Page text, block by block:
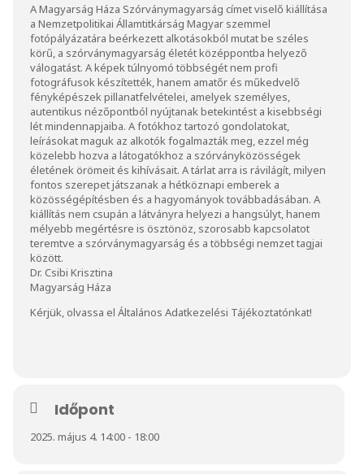
A Magyarság Háza Szórványmagyarság címet viselő kiállítása
a Nemzetpolitikai Államtitkárság Magyar szemmel
fotópályázatára beérkezett alkotásokból mutat be széles
körű, a szórványmagyarság életét középpontba helyező
válogatást. A képek túlnyomó többségét nem profi
fotográfusok készítették, hanem amatőr és műkedvelő
fényképészek pillanatfelvételei, amelyek személyes,
autentikus nézőpontból nyújtanak betekintést a kisebbségi
lét mindennapjaiba. A fotókhoz tartozó gondolatokat,
leírásokat maguk az alkotók fogalmazták meg, ezzel még
közelebb hozva a látogatókhoz a szórványközösségek
életének örömeit és kihívásait. A tárlat arra is rávilágít, milyen
fontos szerepet játszanak a hétköznapi emberek a
közösségépítésben és a hagyományok továbbadásában. A
kiállítás nem csupán a látványra helyezi a hangsúlyt, hanem
mélyebb megértésre is ösztönöz, szorosabb kapcsolatot
teremtve a szórványmagyarság és a többségi nemzet tagjai
között.
Dr. Csibi Krisztina
Magyarság Háza
Kérjük, olvassa el Általános Adatkezelési Tájékoztatónkat!
Időpont
2025. május 4. 14:00 - 18:00